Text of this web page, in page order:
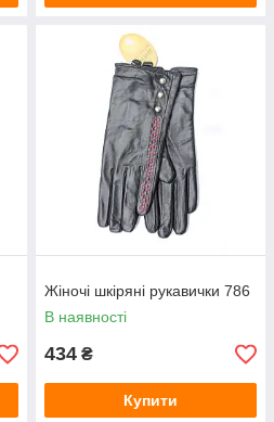
Жіночі шкіряні рукавички 786
В наявності
434 ₴
Купити